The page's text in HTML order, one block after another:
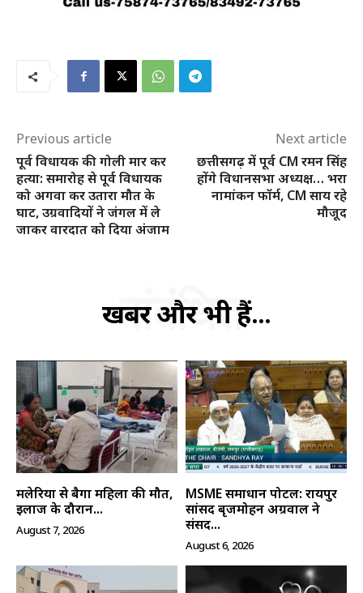
Previous article
पूर्व विधायक की गोली मार कर
हत्या: समारोह से पूर्व विधायक
को अगवा कर उतारा मौत के
घाट, उग्रवादियों ने जंगल में ले
जाकर वारदात को दिया अंजाम
Next article
छत्तीसगढ़ में पूर्व CM रमन सिंह
होंगे विधानसभा अध्यक्ष… भरा
नामांकन फॉर्म, CM साय रहे
मौजूद
खबरें और भी हैं...
संबंधित
मलेरिया से बैगा महिला की मौत,
इलाज के दौरान...
August 7, 2026
MSME समाधान पोर्टल: रायपुर
सांसद बृजमोहन अग्रवाल ने
संसद...
August 6, 2026